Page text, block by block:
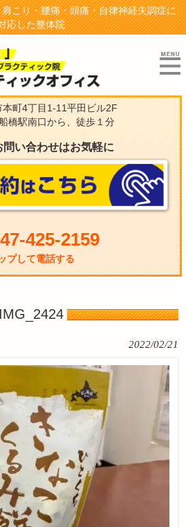
こり・腰痛・頭痛・自律神経失調症に
応した整体院
町4丁目1-11平田ビル2F
橋駅南口から、徒歩１分
問い合わせはお気軽に
425-2159
プして電話する
IMG_2424
2022/02/21